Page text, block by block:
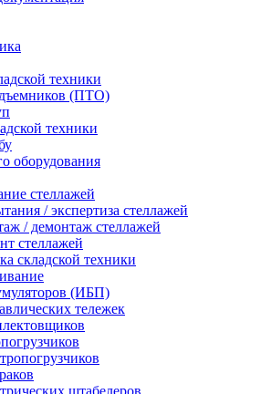
техники
(ПТО)
техники
оборудования
стеллажей
/ экспертиза стеллажей
/ демонтаж стеллажей
стеллажей
складской техники
(ИБП)
тележек
штабелеров